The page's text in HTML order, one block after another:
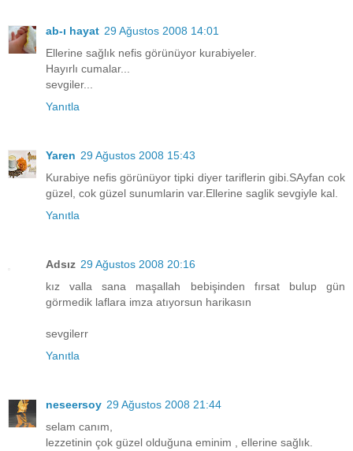
ab-ı hayat 29 Ağustos 2008 14:01
Ellerine sağlık nefis görünüyor kurabiyeler.
Hayırlı cumalar...
sevgiler...
Yanıtla
Yaren 29 Ağustos 2008 15:43
Kurabiye nefis görünüyor tipki diyer tariflerin gibi.SAyfan cok
güzel, cok güzel sunumlarin var.Ellerine saglik sevgiyle kal.
Yanıtla
Adsız 29 Ağustos 2008 20:16
kız valla sana maşallah bebişinden fırsat bulup gün
görmedik laflara imza atıyorsun harikasın
sevgilerr
Yanıtla
neseersoy 29 Ağustos 2008 21:44
selam canım,
lezzetinin çok güzel olduğuna eminim , ellerine sağlık.